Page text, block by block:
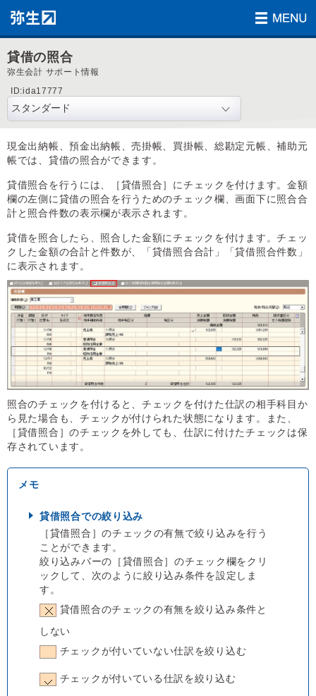
貸借の照合
弥生会計 サポート情報
ID:ida17777
現金出納帳、預金出納帳、売掛帳、買掛帳、総勘定元帳、補助元
帳では、貸借の照合ができます。
貸借照合を行うには、［貸借照合］にチェックを付けます。金額
欄の左側に貸借の照合を行うためのチェック欄、画面下に照合合
計と照合件数の表示欄が表示されます。
貸借を照合したら、照合した金額にチェックを付けます。チェッ
クした金額の合計と件数が、「貸借照合合計」「貸借照合件数」
に表示されます。
照合のチェックを付けると、チェックを付けた仕訳の相手科目か
ら見た場合も、チェックが付けられた状態になります。また、
［貸借照合］のチェックを外しても、仕訳に付けたチェックは保
存されています。
貸借照合での絞り込み
［貸借照合］のチェックの有無で絞り込みを行う
ことができます。
絞り込みバーの［貸借照合］のチェック欄をクリ
ックして、次のように絞り込み条件を設定しま
す。
貸借照合のチェックの有無を絞り込み条件と
しない
チェックが付いていない仕訳を絞り込む
チェックが付いている仕訳を絞り込む